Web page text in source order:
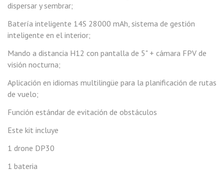
dispersar y sembrar;
Batería inteligente 14S 28000 mAh, sistema de gestión
inteligente en el interior;
Mando a distancia H12 con pantalla de 5" + cámara FPV de
visión nocturna;
Aplicación en idiomas multilingüe para la planificación de rutas
de vuelo;
Función estándar de evitación de obstáculos
Este kit incluye
1 drone DP30
1 bateria